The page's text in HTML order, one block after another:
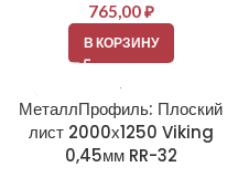
765,00₽
В КОРЗИНУ
МеталлПрофиль: Плоский
лист 2000х1250 Viking
0,45мм RR-32